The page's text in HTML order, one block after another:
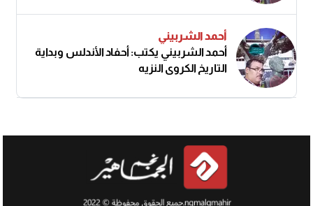
أحمد الشربيني
أحمد الشربيني يكتب: أحفاد الأندلس وبداية
التاريخ الكروي النزيه